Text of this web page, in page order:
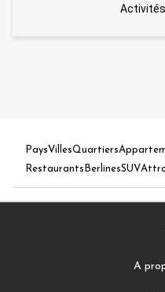
PaysVillesQuartiers
Restaurants BerlinesSUV
A